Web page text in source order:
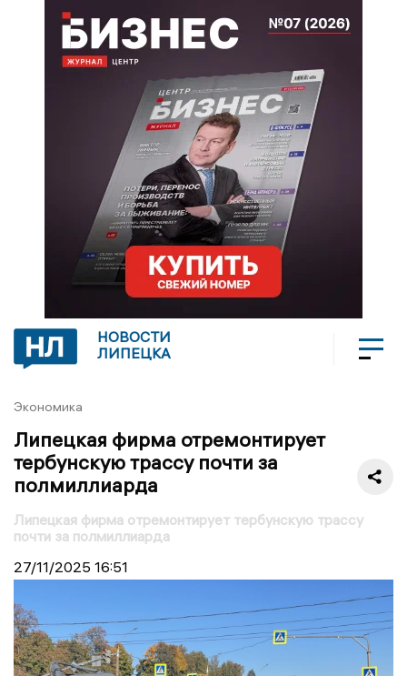
НОВОСТИ
ЛИПЕЦКА
Экономика
Липецкая фирма отремонтирует
тербунскую трассу почти за
полмиллиарда
Липецкая фирма отремонтирует тербунскую трассу
почти за полмиллиарда
27/11/2025 16:51